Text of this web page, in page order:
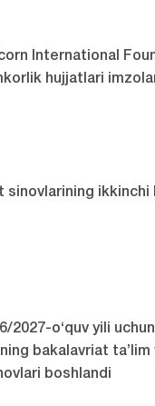
International
hujjatlari
sinovlarining ikkinchi
2027-o‘quv yili
bakalavriat ta’lim
boshlandi